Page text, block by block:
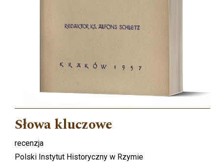
Słowa kluczowe
recenzja
Polski Instytut Historyczny w Rzymie